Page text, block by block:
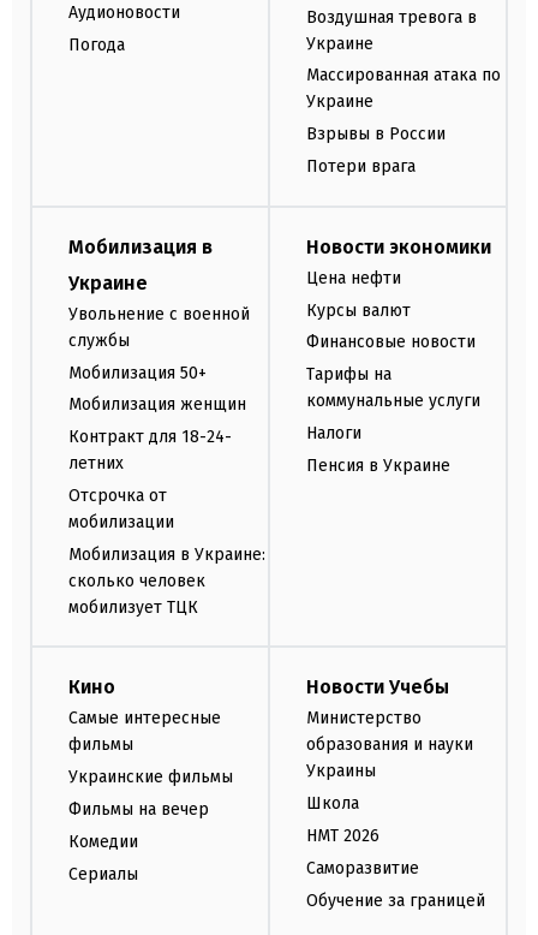
Аудионовости
Погода
Воздушная тревога в
Украине
Массированная атака по
Украине
Взрывы в России
Потери врага
Мобилизация в
Украине
Увольнение с военной
службы
Мобилизация 50+
Мобилизация женщин
Контракт для 18-24-
летних
Отсрочка от
мобилизации
Мобилизация в Украине:
сколько человек
мобилизует ТЦК
Новости экономики
Цена нефти
Курсы валют
Финансовые новости
Тарифы на
коммунальные услуги
Налоги
Пенсия в Украине
Кино
Самые интересные
фильмы
Украинские фильмы
Фильмы на вечер
Комедии
Сериалы
Новости Учебы
Министерство
образования и науки
Украины
Школа
НМТ 2026
Саморазвитие
Обучение за границей